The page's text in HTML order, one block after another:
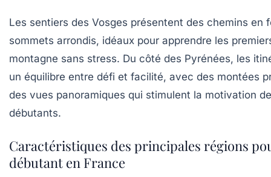
Les sentiers des Vosges présentent des chemins en
sommets arrondis, idéaux pour apprendre les
montagne sans stress. Du côté des Pyrénées, les
un équilibre entre défi et facilité, avec des montées
des vues panoramiques qui stimulent la motivation
débutants.
Caractéristiques des principales régions
débutant en France